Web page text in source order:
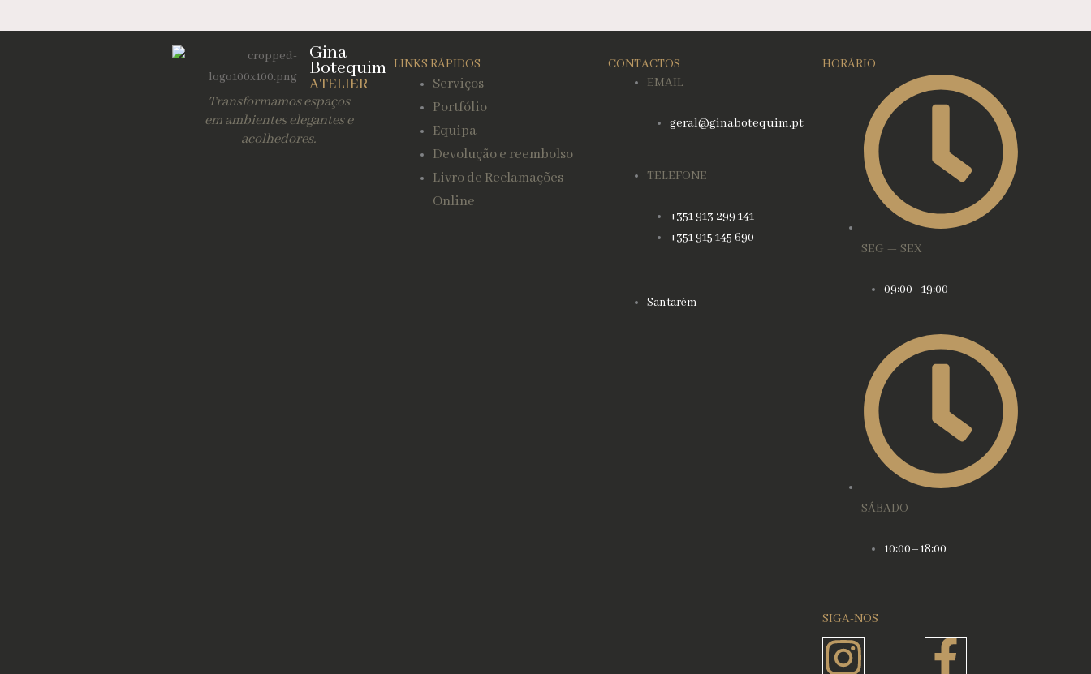
Gina
Botequim
ATELIER
Transformamos espaços
em ambientes elegantes e
acolhedores.
LINKS RÁPIDOS
Serviços
Portfólio
Equipa
Devolução e reembolso
Livro de Reclamações
Online
CONTACTOS
EMAIL
geral@ginabotequim.pt
TELEFONE
+351 913 299 141
+351 915 145 690
Santarém
HORÁRIO
SEG — SEX
09:00–19:00
SÁBADO
10:00–18:00
SIGA-NOS
Instagram